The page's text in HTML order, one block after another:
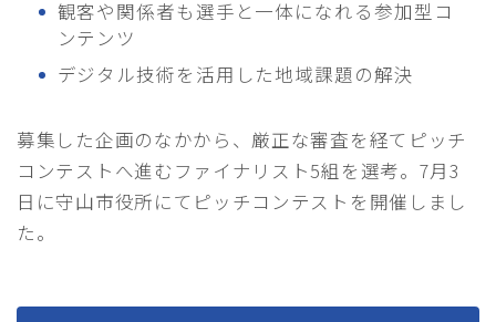
観客や関係者も選手と一体になれる参加型コ
ンテンツ
デジタル技術を活用した地域課題の解決
募集した企画のなかから、厳正な審査を経てピッチ
コンテストへ進むファイナリスト5組を選考。7月3
日に守山市役所にてピッチコンテストを開催しまし
た。